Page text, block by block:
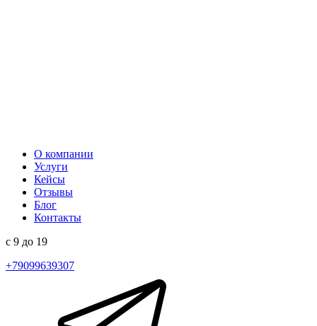
О компании
Услуги
Кейсы
Отзывы
Блог
Контакты
с 9 до 19
+79099639307